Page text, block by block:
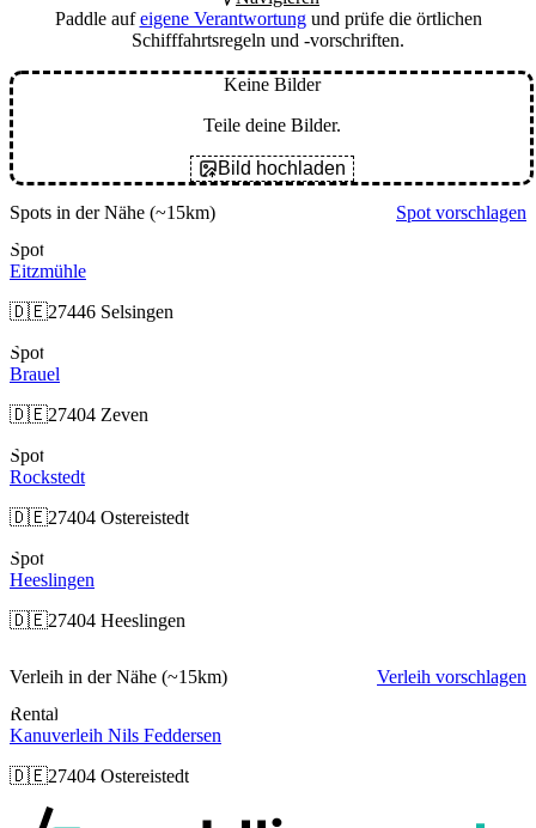
Paddle aufeigene Verantwortungund prüfe die örtlichen
Schifffahrtsregeln und -vorschriften.
Keine Bilder
Teile deine Bilder.
Bild hochladen
Spots in der Nähe (~15km)
Spot vorschlagen
Spot
Eitzmühle
🇩🇪27446 Selsingen
Spot
Brauel
🇩🇪27404 Zeven
Spot
Rockstedt
🇩🇪27404 Ostereistedt
Spot
Heeslingen
🇩🇪27404 Heeslingen
Verleih in der Nähe (~15km)
Verleih vorschlagen
Rental
Kanuverleih Nils Feddersen
🇩🇪27404 Ostereistedt